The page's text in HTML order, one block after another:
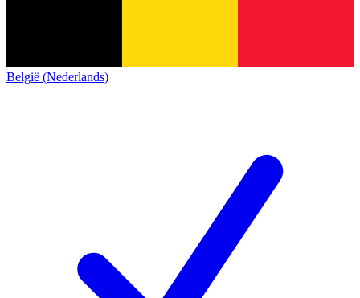
België (Nederlands)